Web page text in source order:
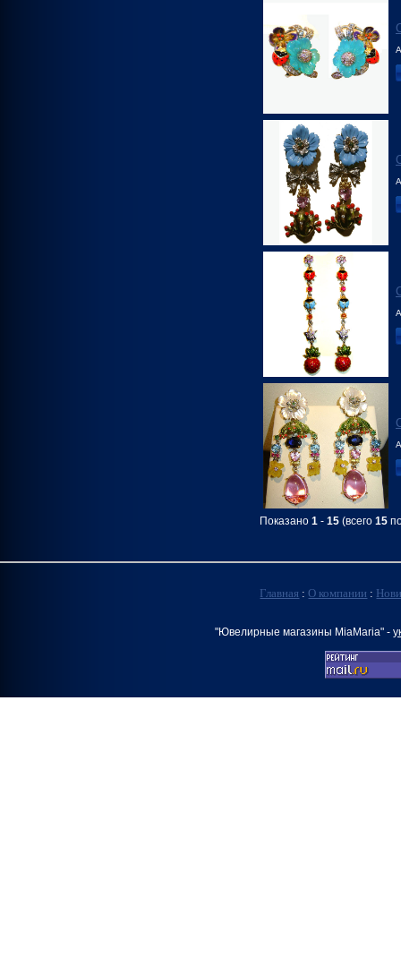
Показано 1 - 15 (всего 15
Главная :О компании :
"Ювелирные магазины MiaMaria" -